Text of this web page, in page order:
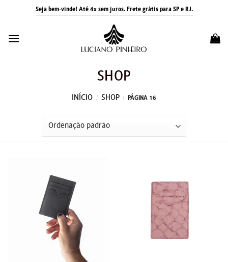
Seja bem-vinde! Até 4x sem juros. Frete grátis para SP e RJ.
SHOP
INÍCIO / SHOP / PÁGINA 16